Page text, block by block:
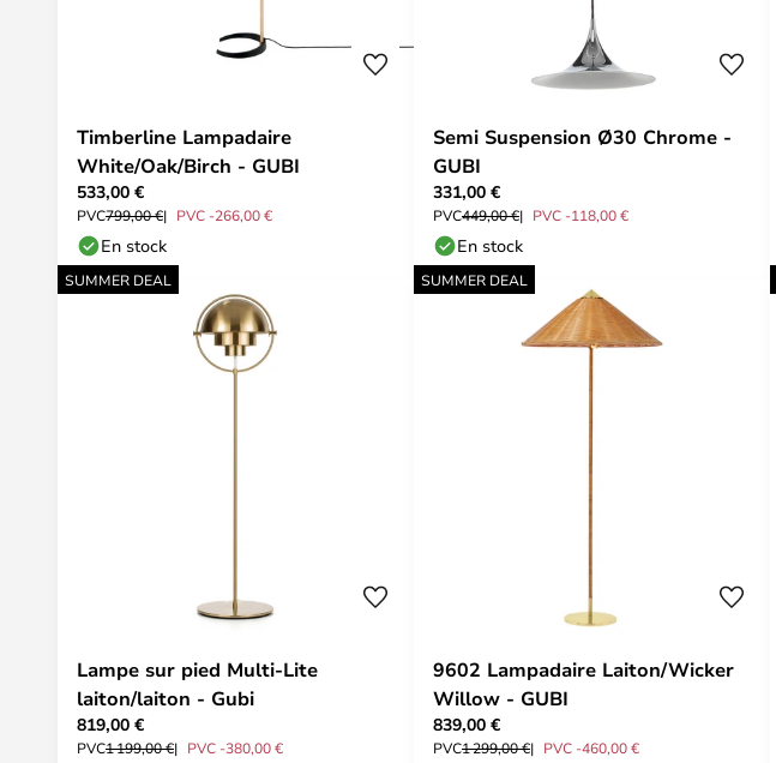
Timberline Lampadaire
White/Oak/Birch - GUBI
533,00 €
PVC799,00 € PVC -266,00 €
En stock
Semi Suspension Ø30 Chrome -
GUBI
331,00 €
PVC449,00 € PVC -118,00 €
En stock
SUMMER DEAL
Lampe sur pied Multi-Lite
laiton/laiton - Gubi
819,00 €
PVC1 199,00 € PVC -380,00 €
SUMMER DEAL
9602 Lampadaire Laiton/Wicker
Willow - GUBI
839,00 €
PVC1 299,00 € PVC -460,00 €